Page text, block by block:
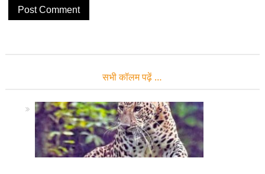
सभी कॉलम पढ़ें …